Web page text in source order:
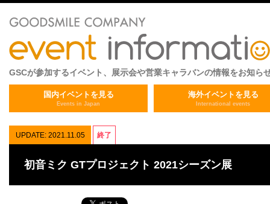
GSCが参加するイベント、展示会や営業キャラバンの情報をお知ら
国内イベントを見る
Events in Japan
海外イベントを見る
International events
UPDATE: 2021.11.05 終了
初音ミク GTプロジェクト 2021シーズン展